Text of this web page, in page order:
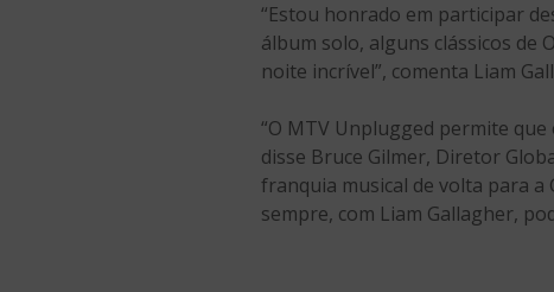
“Estou honrado em participar
álbum solo, alguns clássicos de
noite incrível”, comenta Liam
“O MTV Unplugged permite
disse Bruce Gilmer, Diretor
franquia musical de volta para
sempre, com Liam Gallagher,